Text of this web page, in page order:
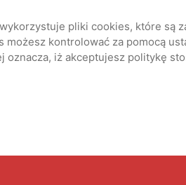
pliki cookies, które są
możesz kontrolować za pomocą
oznacza, iż akceptujesz politykę